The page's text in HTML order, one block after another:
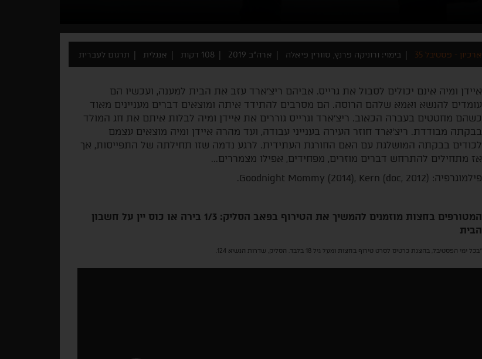
ארכיון - פסטיבל 35 בימוי: ורוניקה פרנץ, סוורין פיאלה ארה"ב 2019 108 דקות אנגלית תרגום לעברית
איידן ומיה אינם יכולים לסבול את גרייס. אביהם ריצ'ארד עזב את הבית למענה, ועכשיו הם
עומדים להנשא ואמא שלהם הרוסה. הם מסרבים להתידד איתה ומוצאים דברים מעניינים מאוד
כשהם מחטטים בעברה הכאוב. ריצ'ארד וגרייס גוררים את איידן ומיה לבלות איתם את חג המולד
בבקתה מבודדת. ריצ'ארד חוזר העירה בענייני עבודה, ועד מהרה איידן ומיה מוצאים עצמם
לכודים בבקתה המושלגת עם האם החורגת העתידית. לרגע נדמה שזו תחילתה של התפייסות, אך
אז מתחילים להתרחש דברים מוזרים, מפחידים, אפילו מצמררים...
פילמוגרפיה: (Goodnight Mommy (2014), Kern (doc, 2012.
המטורפים בחצות מוזמנים להמשיך את הטירוף בפאב הסליק:
1/3 בירה או כוס יין על חשבון
הבית
*בכל ימי הפסטיבל, בהצגת כרטיס לסרט טירוף בחצות ומעל גיל 18 בלבד. הסליק, שדרות הנשיא 124.